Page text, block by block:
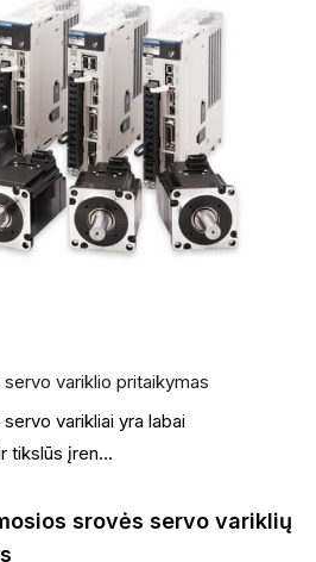
variklio pritaikymas
varikliai yra labai
tikslūs įren...
srovės servo variklių